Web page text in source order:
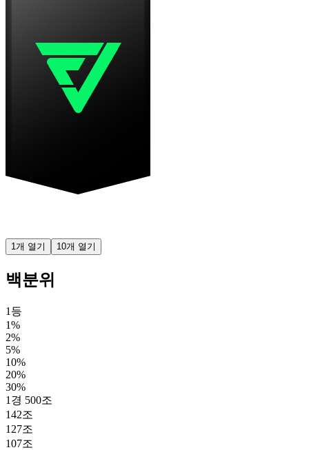
1개 열기 10개 열기
백분위
1등
1%
2%
5%
10%
20%
30%
1경 500조
142조
127조
107조